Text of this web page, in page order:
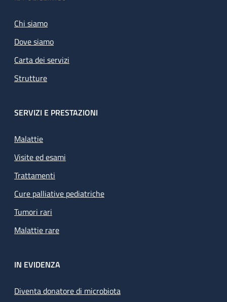
Chi siamo
Dove siamo
Carta dei servizi
Strutture
SERVIZI E PRESTAZIONI
Malattie
Visite ed esami
Trattamenti
Cure palliative pediatriche
Tumori rari
Malattie rare
IN EVIDENZA
Diventa donatore di microbiota